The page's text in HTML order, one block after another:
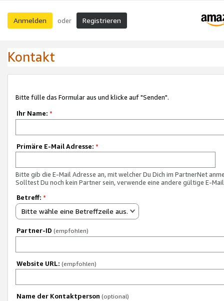
Anmelden oder Registrieren
Kontakt
Bitte fülle das Formular aus und klicke auf "Senden".
Ihr Name: *
Primäre E-Mail Adresse: *
Bitte gib die E-Mail Adresse an, mit welcher Du Dich im PartnerNet
Solltest Du noch kein Partner sein, verwende eine andere gültige E-
Betreff: *
Bitte wähle eine Betreffzeile aus.
Partner-ID (empfohlen)
Website URL: (empfohlen)
Name der Kontaktperson (optional)